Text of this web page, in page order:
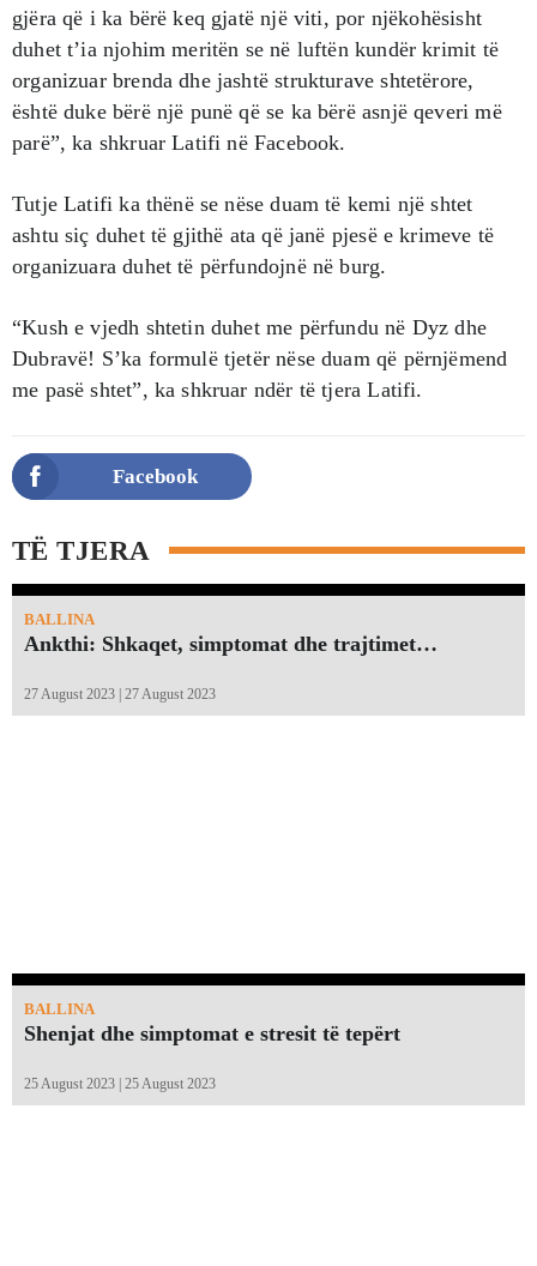
gjëra që i ka bërë keq gjatë një viti, por njëkohësisht
duhet t’ia njohim meritën se në luftën kundër krimit të
organizuar brenda dhe jashtë strukturave shtetërore,
është duke bërë një punë që se ka bërë asnjë qeveri më
parë”, ka shkruar Latifi në Facebook.
Tutje Latifi ka thënë se nëse duam të kemi një shtet
ashtu siç duhet të gjithë ata që janë pjesë e krimeve të
organizuara duhet të përfundojnë në burg.
“Kush e vjedh shtetin duhet me përfundu në Dyz dhe
Dubravë! S’ka formulë tjetër nëse duam që përnjëmend
me pasë shtet”, ka shkruar ndër të tjera Latifi.
Facebook
TË TJERA
BALLINA
Ankthi: Shkaqet, simptomat dhe trajtimet…
27 August 2023 | 27 August 2023
BALLINA
Shenjat dhe simptomat e stresit të tepërt
25 August 2023 | 25 August 2023